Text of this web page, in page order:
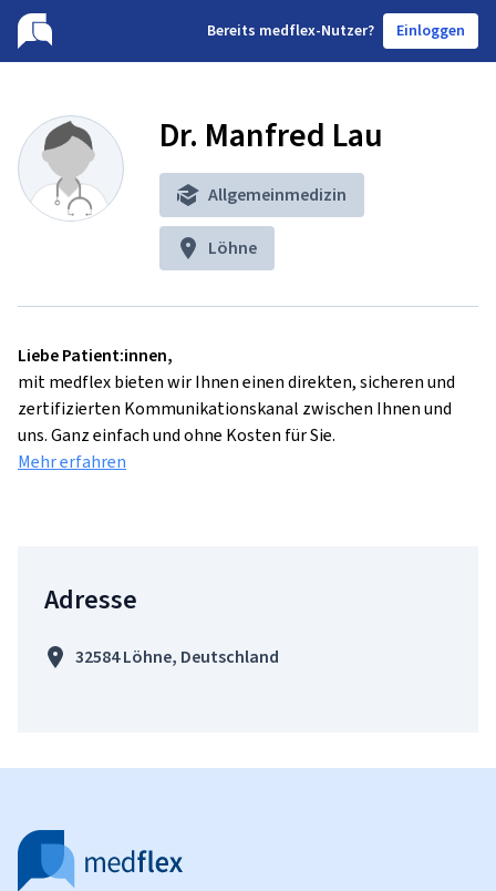
Bereits medflex-Nutzer? Einloggen
Dr. Manfred Lau
Allgemeinmedizin
Löhne
Liebe Patient:innen,
mit medflex bieten wir Ihnen einen direkten, sicheren und
zertifizierten Kommunikationskanal zwischen Ihnen und
uns. Ganz einfach und ohne Kosten für Sie.
Mehr erfahren
Adresse
32584 Löhne, Deutschland